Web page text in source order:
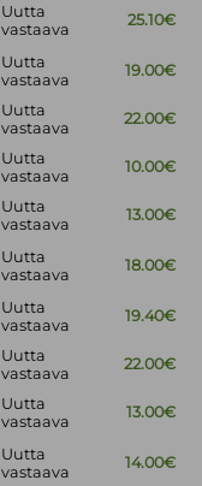
Uutta
vastaava
25.10€
Uutta
vastaava
19.00€
Uutta
vastaava
22.00€
Uutta
vastaava
10.00€
Uutta
vastaava
13.00€
Uutta
vastaava
18.00€
Uutta
vastaava
19.40€
Uutta
vastaava
22.00€
Uutta
vastaava
13.00€
Uutta
vastaava
14.00€